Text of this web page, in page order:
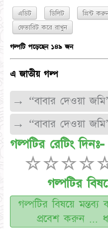
এডিট ডিলিট প্রিন্ট
গল্পটি পড়েছেন ১৪৯ জন
এ জাতীয় গল্প
→ ​“বাবার দেওয়া
→ ​“বাবার দেওয়া
গল্পটির রেটিং দিনঃ-
☆
☆
☆
☆
গল্পটির
গল্পটির বিষয়ে
প্রবেশ করুন ...